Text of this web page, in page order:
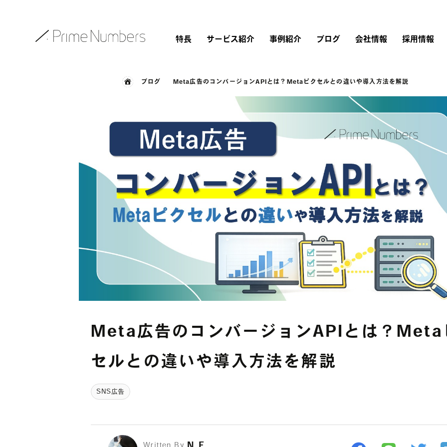
特長 サービス紹介 事例紹介 ブログ 会社情報 採用情報
LINEヤフー広告
YouTube広告
Facebook広告
Instagram広告
Twitter広告
LinkedIn広告
その他の運用型広告
データフィードを
利用した広告
ブランドストーリー
広告運用コンサルティング
アカウントプランナー
研修内容・キャリア・
評価制度
中途募集採用フォーム
ブログ Meta広告のコンバージョンAPIとは？Metaピクセルとの違いや導入方法を解説
Meta広告のコンバージョンAPIとは？Meta
セルとの違いや導入方法を解説
SNS広告
Written By N.F.